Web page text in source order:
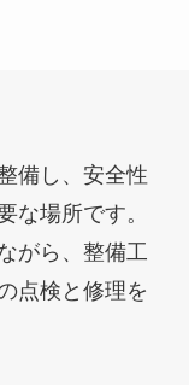
備し、安全性
な場所です。
がら、整備工
点検と修理を